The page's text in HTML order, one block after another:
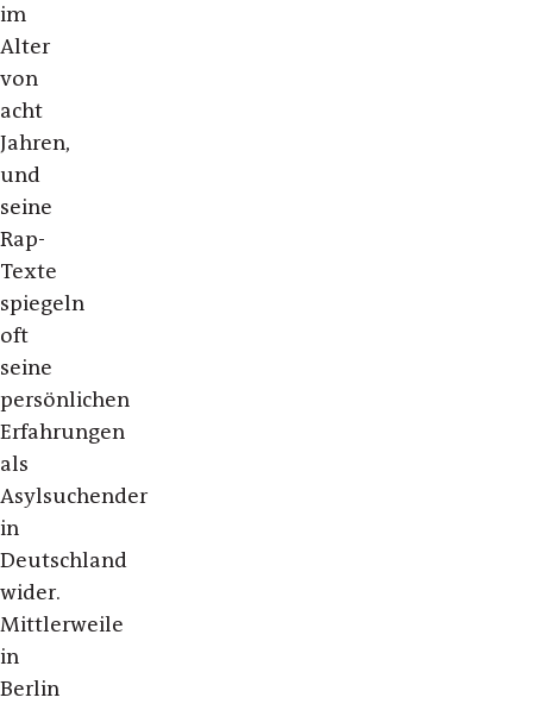
im
Alter
von
acht
Jahren,
und
seine
Rap-
Texte
spiegeln
oft
seine
persönlichen
Erfahrungen
als
Asylsuchender
in
Deutschland
wider.
Mittlerweile
in
Berlin